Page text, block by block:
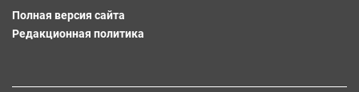
Полная версия сайта
Редакционная политика